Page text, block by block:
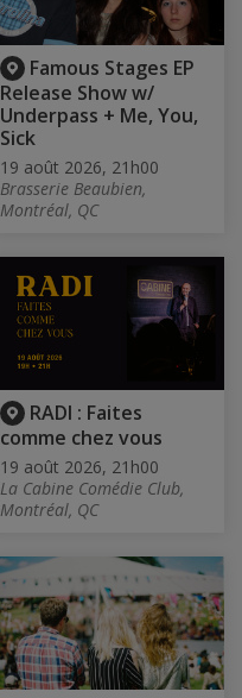
Famous Stages EP
Release Show w/
Underpass + Me, You,
Sick
19 août 2026, 21h00
Brasserie Beaubien,
Montréal, QC
RADI : Faites
comme chez vous
19 août 2026, 21h00
La Cabine Comédie Club,
Montréal, QC